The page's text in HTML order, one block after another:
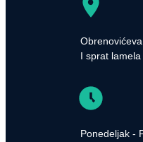
I sprat
Ponedeljak -